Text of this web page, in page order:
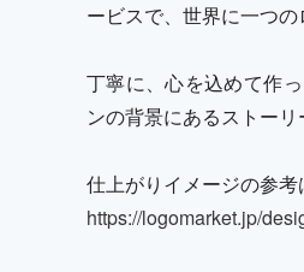
ービスで、世界に一つの
丁寧に、心を込めて作
ンの背景にあるストー
仕上がりイメージの参考
https://logomarket.jp/